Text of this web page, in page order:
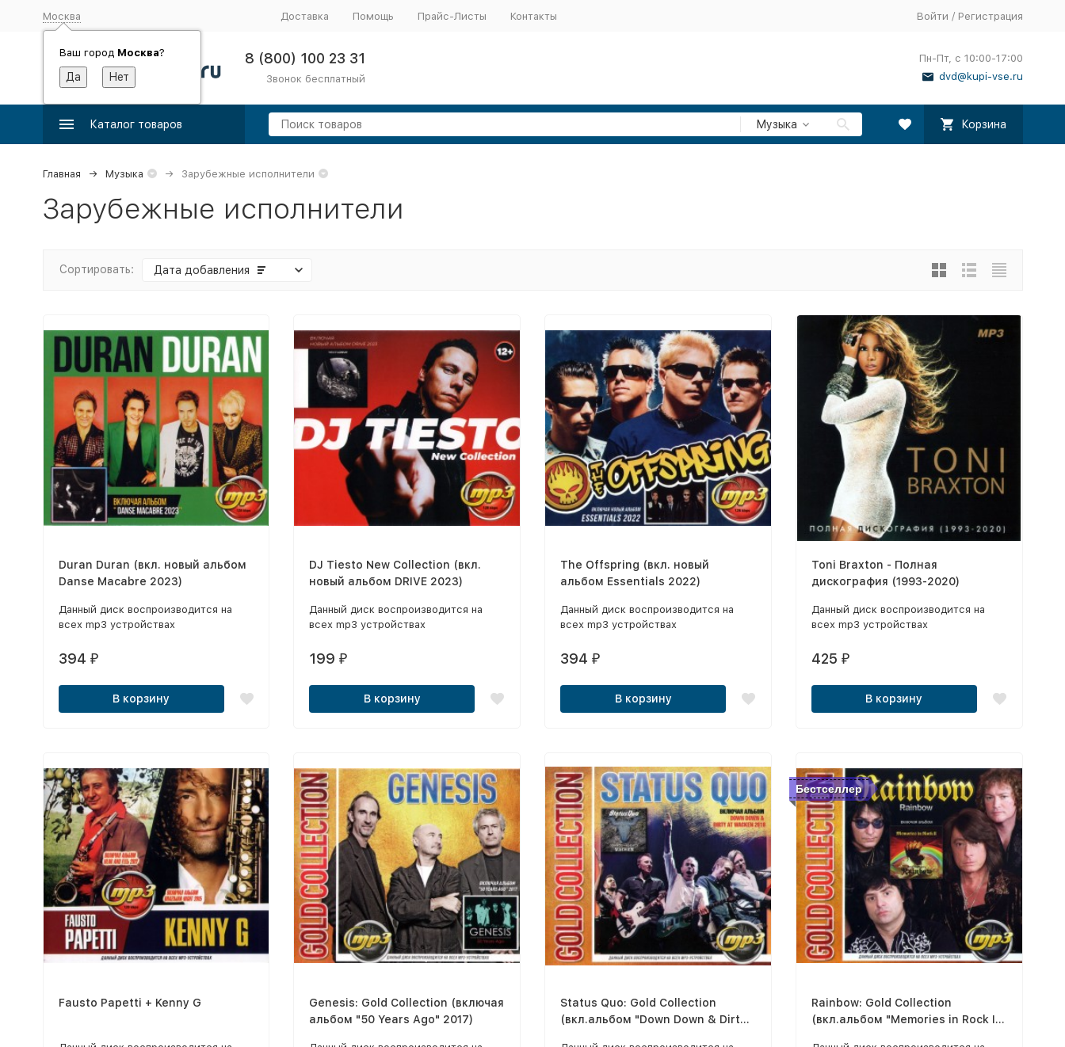
Москва
Ваш город Москва?
Доставка Помощь Прайс-Листы Контакты Войти / Регистрация
8 (800) 100 23 31
Звонок бесплатный
Пн-Пт, с 10:00-17:00
dvd@kupi-vse.ru
Каталог товаров Музыка Корзина
Главная Музыка Зарубежные исполнители
Зарубежные исполнители
Сортировать: Дата добавления
Duran Duran (вкл. новый альбом
Danse Macabre 2023)
Данный диск воспроизводится на
всех mp3 устройствах
394 ₽
В корзину
DJ Tiesto New Collection (вкл.
новый альбом DRIVE 2023)
Данный диск воспроизводится на
всех mp3 устройствах
199₽
В корзину
The Offspring (вкл. новый
альбом Essentials 2022)
Данный диск воспроизводится на
всех mp3 устройствах
394 ₽
В корзину
Toni Braxton - Полная
дискография (1993-2020)
Данный диск воспроизводится на
всех mp3 устройствах
425 ₽
В корзину
Fausto Papetti + Kenny G
Genesis: Gold Collection (включая
альбом "50 Years Ago" 2017)
Status Quo: Gold Collection
(вкл.альбом "Down Down & Dirty
Бестселлер
Rainbow: Gold Collection
(вкл.альбом "Memories in Rock II"